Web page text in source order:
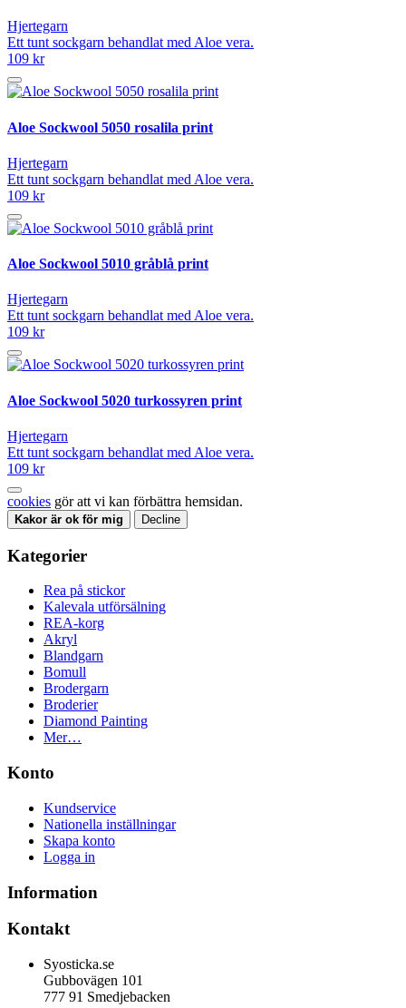
Hjertegarn
Ett tunt sockgarn behandlat med Aloe vera.
109 kr
Aloe Sockwool 5050 rosalila print
Hjertegarn
Ett tunt sockgarn behandlat med Aloe vera.
109 kr
Aloe Sockwool 5010 gråblå print
Hjertegarn
Ett tunt sockgarn behandlat med Aloe vera.
109 kr
Aloe Sockwool 5020 turkossyren print
Hjertegarn
Ett tunt sockgarn behandlat med Aloe vera.
109 kr
cookies gör att vi kan förbättra hemsidan.
Kakor är ok för mig Decline
Kategorier
Rea på stickor
Kalevala utförsälning
REA-korg
Akryl
Blandgarn
Bomull
Brodergarn
Broderier
Diamond Painting
Mer…
Konto
Kundservice
Nationella inställningar
Skapa konto
Logga in
Information
Kontakt
Syosticka.se
Gubbovägen 101
777 91 Smedjebacken